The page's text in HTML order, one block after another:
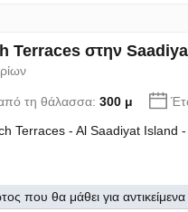
Terraces στην
τη θάλασσα: 300 μ
Terraces - Al Saadiyat Island
που θα μάθει για